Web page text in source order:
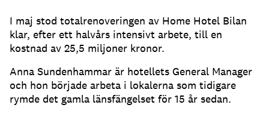
I maj stod totalrenoveringen av Home Hotel Bilan
klar, efter ett halvårs intensivt arbete, till en
kostnad av 25,5 miljoner kronor.
Anna Sundenhammar är hotellets General Manager
och hon började arbeta i lokalerna som tidigare
rymde det gamla länsfängelset för 15 år sedan.